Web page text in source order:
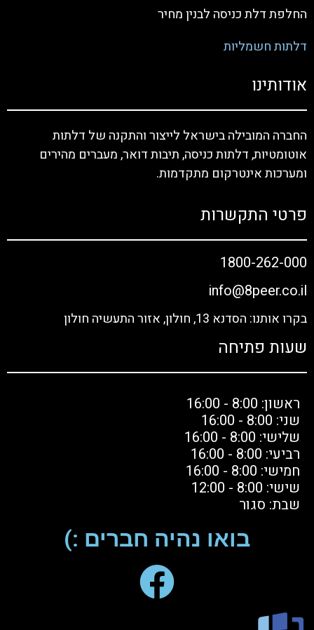
החלפת דלת כניסה לבנין מחיר
דלתות חשמליות
אודותינו
החברה המובילה בישראל לייצור והתקנה של דלתות
אוטומטיות, דלתות כניסה, תיבות דואר, מעברים מהירים
ומערכות אינטרקום מתקדמות.
פרטי התקשרות
1800-262-000
info@8peer.co.il
בקרו אותנו: הסדנא 13, חולון, אזור התעשיה חולון
שעות פתיחה
ראשון: 8:00 - 16:00
שני: 8:00 - 16:00
שלישי: 8:00 - 16:00
רביעי: 8:00 - 16:00
חמישי: 8:00 - 16:00
שישי: 8:00 - 12:00
שבת: סגור
בואו נהיה חברים :)